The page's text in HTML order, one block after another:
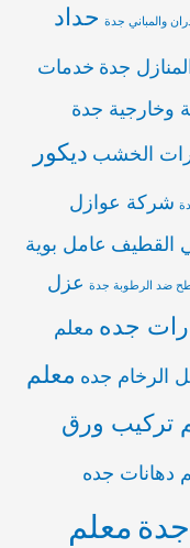
والمباني جدة حداد
جدة خدمات
وخارجية جدة
الخشب ديكور
شركة عوازل
القطيف عامل بوية
ضد الرطوبة جدة عزل
جده معلم
الرخام جده معلم
تركيب ورق
دهانات جده
معلم